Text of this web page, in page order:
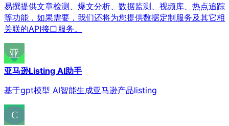
易撰提供文章检测、爆文分析、数据监测、视频库、热点追踪
等功能，如果需要，我们还将为您提供数据定制服务及其它相
关联的API接口服务。
亚马逊Listing AI助手
基于gpt模型 AI智能生成亚马逊产品listing